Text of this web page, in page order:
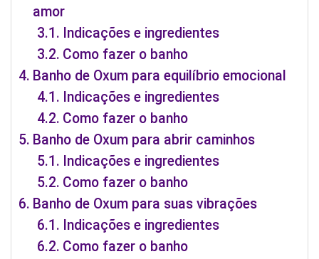
amor
Indicações e ingredientes
Como fazer o banho
Banho de Oxum para equilíbrio emocional
Indicações e ingredientes
Como fazer o banho
Banho de Oxum para abrir caminhos
Indicações e ingredientes
Como fazer o banho
Banho de Oxum para suas vibrações
Indicações e ingredientes
Como fazer o banho